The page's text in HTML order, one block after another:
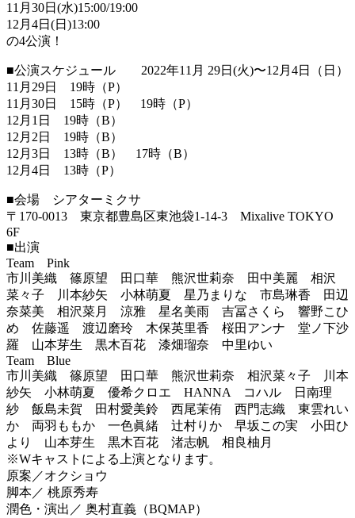
11月30日(水)15:00/19:00
12月4日(日)13:00
の4公演！
■公演スケジュール 2022年11月 29日(火)〜12月4日（日）
11月29日 19時（P）
11月30日 15時（P） 19時（P）
12月1日 19時（B）
12月2日 19時（B）
12月3日 13時（B） 17時（B）
12月4日 13時（P）
■会場 シアターミクサ
〒170-0013 東京都豊島区東池袋1-14-3 Mixalive TOKYO
6F
■出演
Team Pink
市川美織 篠原望 田口華 熊沢世莉奈 田中美麗 相沢
菜々子 川本紗矢 小林萌夏 星乃まりな 市島琳香 田辺
奈菜美 相沢菜月 涼雅 星名美雨 吉冨さくら 響野こひ
め 佐藤遥 渡辺磨玲 木保英里香 桜田アンナ 堂ノ下沙
羅 山本芽生 黒木百花 漆畑瑠奈 中里ゆい
Team Blue
市川美織 篠原望 田口華 熊沢世莉奈 相沢菜々子 川本
紗矢 小林萌夏 優希クロエ HANNA コハル 日南理
紗 飯島未賀 田村愛美鈴 西尾茉侑 西門志織 東雲れい
か 両羽ももか 一色眞緒 辻村りか 早坂この実 小田ひ
より 山本芽生 黒木百花 渚志帆 相良柚月
※Wキャストによる上演となります。
原案／オクショウ
脚本／ 桃原秀寿
潤色・演出／ 奥村直義（BQMAP）